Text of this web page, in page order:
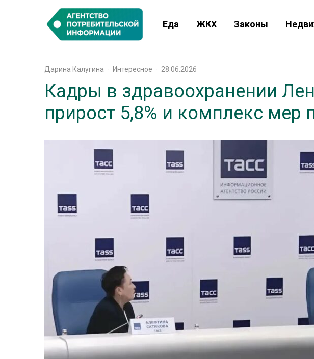
Еда ЖКХ Законы
Дарина Калугина · Интересное · 28.06.2026
Кадры в здравоохранении
прирост 5,8% и комплекс мер